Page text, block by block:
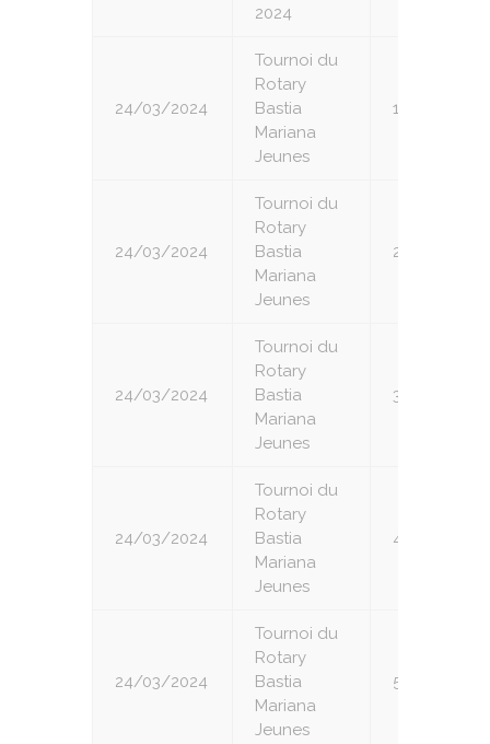
2024
24/03/2024
Tournoi du
Rotary
Bastia
Mariana
Jeunes
1
24/03/2024
Tournoi du
Rotary
Bastia
Mariana
Jeunes
2
24/03/2024
Tournoi du
Rotary
Bastia
Mariana
Jeunes
3
24/03/2024
Tournoi du
Rotary
Bastia
Mariana
Jeunes
4
24/03/2024
Tournoi du
Rotary
Bastia
Mariana
Jeunes
5